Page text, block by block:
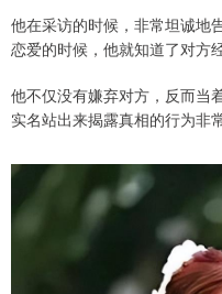
他在采访的时候，非常坦诚地
恋爱的时候，他就知道了对方
他不仅没有嫌弃对方，反而当
实名站出来揭露真相的行为非